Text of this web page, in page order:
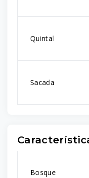
Quintal
Sacada
Bosque